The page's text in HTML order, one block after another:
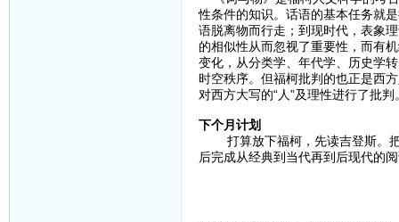
性条件的知识。话语的基本任务就
语脱离物而行走；到现时代，表象
的相似性从而忽视了重要性，而有
变化，从分类学、年代学、历史学
时空秩序。但福柯批判的也正是西
对西方大写的“人”及理性进行了批判
下个月计划
打算放下福柯，先读吉登斯。把
后完成从经典到当代再到后现代的